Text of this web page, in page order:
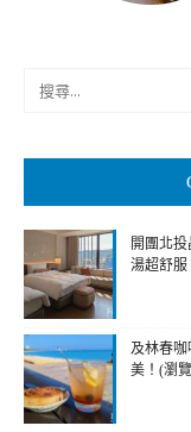
鍵
開團北
湯超舒服
及林春咖
美！(瀏